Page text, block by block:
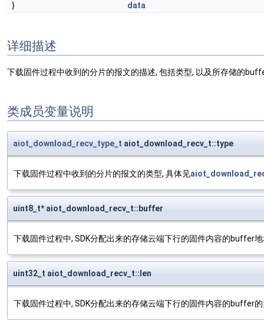
}
data
详细描述
下载固件过程中收到的分片的报文的描述, 包括类型, 以及所存储的
类成员变量说明
aiot_download_recv_type_t aiot_download_recv_t::type
下载固件过程中收到的分片的报文的类型, 具体见
uint8_t* aiot_download_recv_t::buffer
下载固件过程中, SDK分配出来的存储云端下行的固件内容的buffer
uint32_t aiot_download_recv_t::len
下载固件过程中, SDK分配出来的存储云端下行的固件内容的buffer